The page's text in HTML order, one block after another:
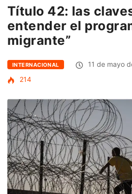
Título 42: las
entender el
migrante”
INTERNACIONAL 11 de mayo
214